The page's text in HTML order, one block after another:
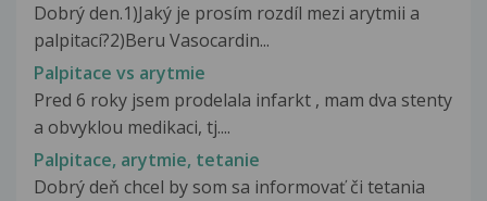
Dobrý den.1)Jaký je prosím rozdíl mezi arytmii a
palpitací?2)Beru Vasocardin...
Palpitace vs arytmie
Pred 6 roky jsem prodelala infarkt , mam dva stenty
a obvyklou medikaci, tj....
Palpitace, arytmie, tetanie
Dobrý deň chcel by som sa informovať či tetania